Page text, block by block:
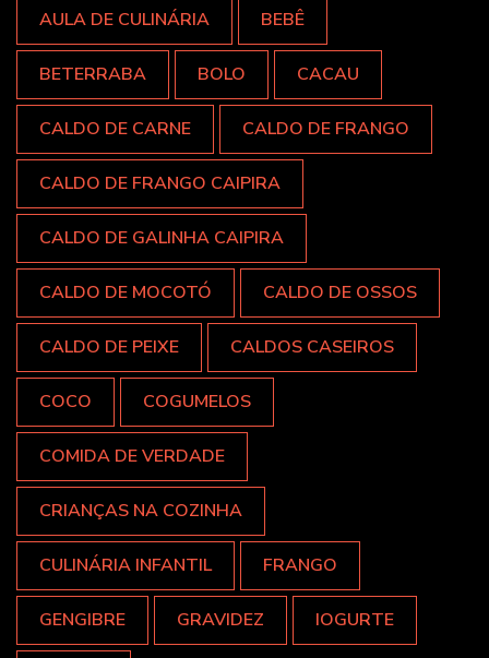
AULA DE CULINÁRIA BEBÊ
BETERRABA BOLO CACAU
CALDO DE CARNE CALDO DE FRANGO
CALDO DE FRANGO CAIPIRA
CALDO DE GALINHA CAIPIRA
CALDO DE MOCOTÓ CALDO DE OSSOS
CALDO DE PEIXE CALDOS CASEIROS
COCO COGUMELOS
COMIDA DE VERDADE
CRIANÇAS NA COZINHA
CULINÁRIA INFANTIL FRANGO
GENGIBRE GRAVIDEZ IOGURTE